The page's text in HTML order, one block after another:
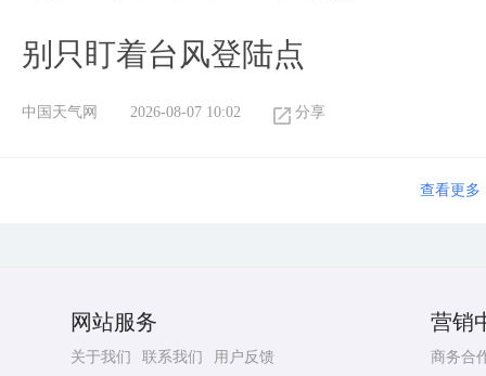
别只盯着台风登陆点
中国天气网 2026-08-07 10:02 分享
查看更多
网站服务
关于我们 联系我们 用户反馈
营销
商务合